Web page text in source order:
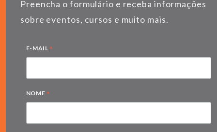
Preencha o formulário e receba informações
sobre eventos, cursos e muito mais.
E-MAIL *
NOME *